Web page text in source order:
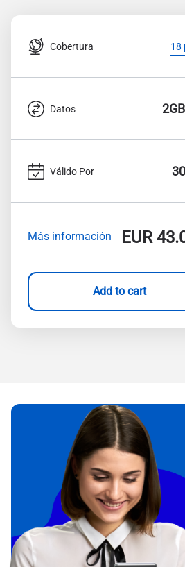
Cobertura 18
Datos
Válido Por
Más información EUR
Add to cart